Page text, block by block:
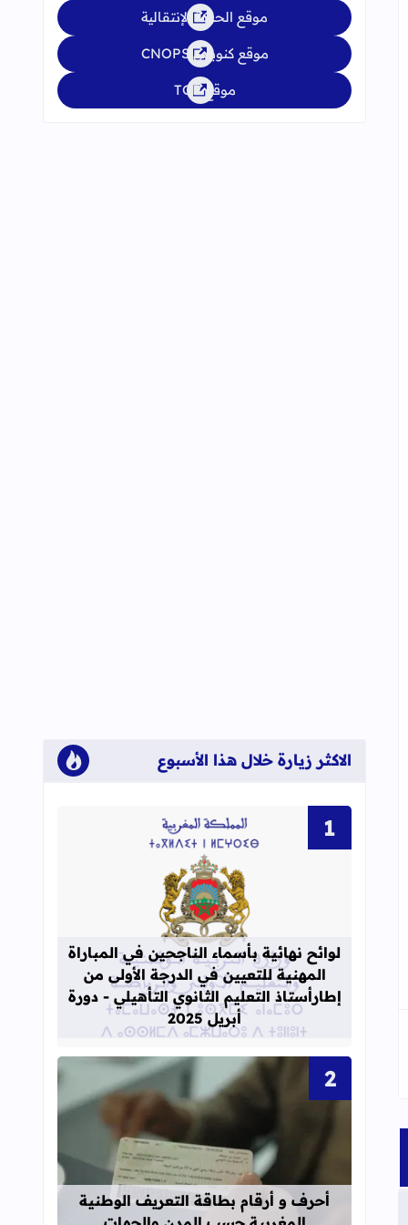
موقع الحركة الإنتقالية
موقع كنوبس CNOPS
موقع TGR
الاكثر زيارة خلال هذا الأسبوع
قراءة المزيد عن لوائح نهائية بأسماء
لوائح نهائية بأسماء الناجحين في المباراة
المهنية للتعيين في الدرجة الأولى من
إطارأستاذ التعليم الثانوي التأهيلي - دورة
أبريل 2025
قراءة المزيد عن أحرف و أرقام
أحرف و أرقام بطاقة التعريف الوطنية